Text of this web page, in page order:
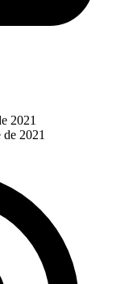
2021
2021